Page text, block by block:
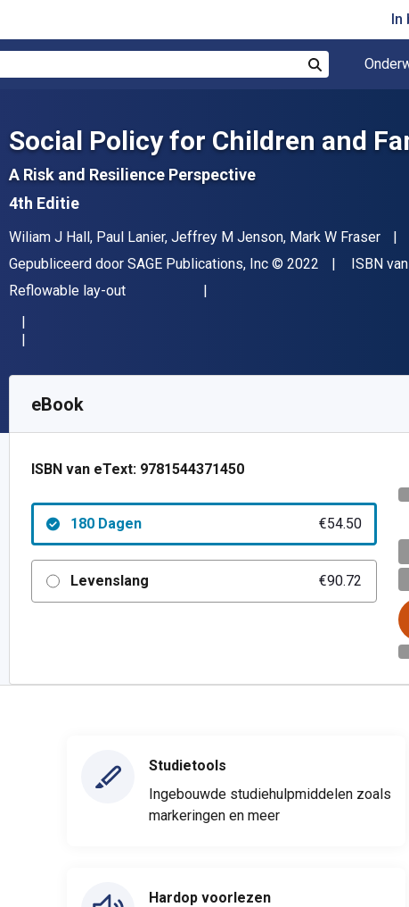
In
Social Policy for Children and
A Risk and Resilience Perspective
4th Editie
Auteur(s)
Wiliam J Hall, Paul Lanier, Jeffrey M Jenson, Mark W Fraser
Uitgever
Gepubliceerd door SAGE Publications, Inc Copyright
© 2022 ISBN
Indeling
Reflowable lay-out
SKU:
eBook
ISBN van eText: 9781544371450
180 Dagen €54.50
Levenslang €90.72
Studietools
Ingebouwde studiehulpmiddelen zoals
markeringen en meer
Hardop voorlezen